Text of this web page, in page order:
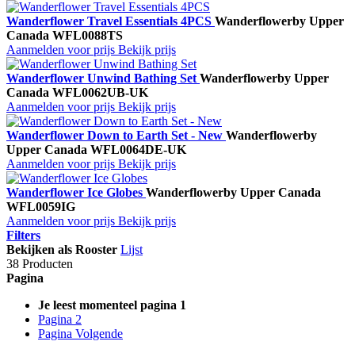
Wanderflower Travel Essentials 4PCS Wanderflowerby Upper
Canada WFL0088TS
Aanmelden voor prijs Bekijk prijs
Wanderflower Unwind Bathing Set Wanderflowerby Upper
Canada WFL0062UB-UK
Aanmelden voor prijs Bekijk prijs
Wanderflower Down to Earth Set - New Wanderflowerby
Upper Canada WFL0064DE-UK
Aanmelden voor prijs Bekijk prijs
Wanderflower Ice Globes Wanderflowerby Upper Canada
WFL0059IG
Aanmelden voor prijs Bekijk prijs
Filters
Bekijken als Rooster Lijst
38 Producten
Pagina
Je leest momenteel pagina 1
Pagina 2
Pagina Volgende